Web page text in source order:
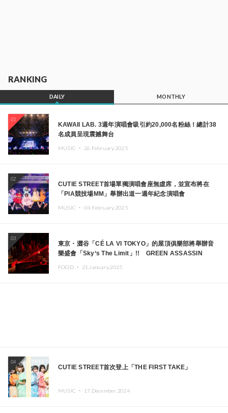
RANKING
DAILY MONTHLY
01
KAWAII LAB. 3週年演唱會吸引約20,000名粉絲！總計38
名成員呈現震撼舞台
MUSIC ・ 26.February.2025
02
CUTIE STREET首場單獨演唱會座無虛席，並宣布將在
「PIA競技場MM」舉辦出道一週年紀念演唱會
MUSIC ・ 04.February.2025
03
東京・澀谷「CÉ LA VI TOKYO」的屋頂俱樂部將舉辦音
樂盛會「Sky‘s The Limit」!! GREEN ASSASSIN
FOOD ・ 21.January.2025
04
CUTIE STREET首次登上「THE FIRST TAKE」
MUSIC ・ 17.December.2024